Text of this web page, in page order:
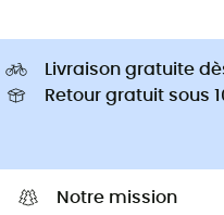
Livraison gratuite
Retour gratuit sous
Notre mission